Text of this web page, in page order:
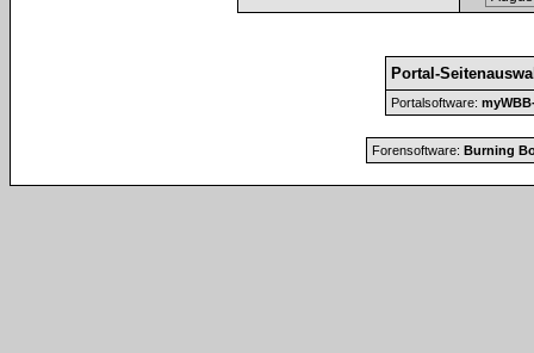
Portal-
Portalsoftware:
Forensoftware: Burning